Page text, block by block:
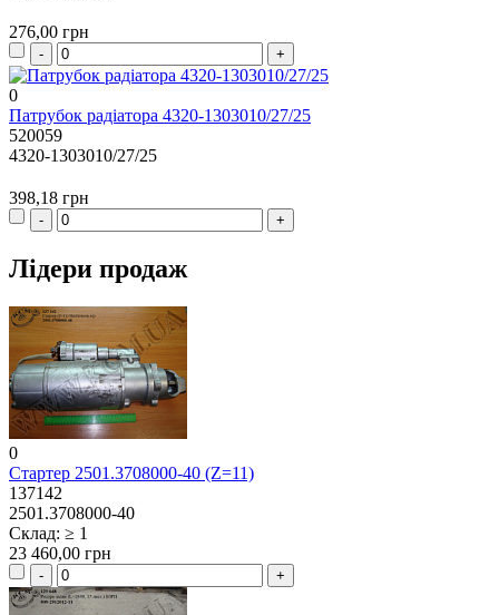
276,00 грн
0
Патрубок радіатора 4320-1303010/27/25
520059
4320-1303010/27/25
398,18 грн
Лідери продаж
0
Стартер 2501.3708000-40 (Z=11)
137142
2501.3708000-40
Склад: ≥ 1
23 460,00 грн